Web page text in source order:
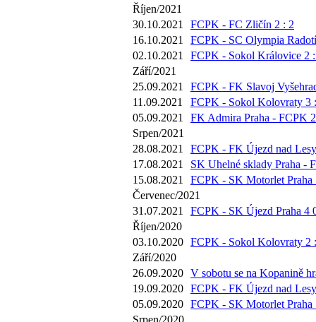
Říjen/2021
30.10.2021
FCPK - FC Zličín 2 : 2
16.10.2021
FCPK - SC Olympia
02.10.2021
FCPK - Sokol Královice 2
Září/2021
25.09.2021
FCPK - FK Slavoj
11.09.2021
FCPK - Sokol Kolovraty 3
05.09.2021
FK Admira Praha - FCPK
Srpen/2021
28.08.2021
FCPK - FK Újezd nad
17.08.2021
SK Uhelné sklady Praha -
15.08.2021
FCPK - SK Motorlet Praha
Červenec/2021
31.07.2021
FCPK - SK Újezd Praha 4
Říjen/2020
03.10.2020 FCPK - Sokol Kolovraty 2
Září/2020
26.09.2020 V sobotu se na Kopanině
19.09.2020 FCPK - FK Újezd nad
05.09.2020 FCPK - SK Motorlet Praha
Srpen/2020